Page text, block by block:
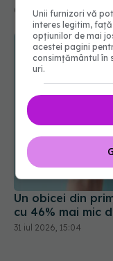
Un obicei din
cu 46% mai mic
31 iul 2026, 15:04
Unii furnizori vă
interes legitim,
opțiunilor de mai
acestei pagini
consimțământul în
uri.